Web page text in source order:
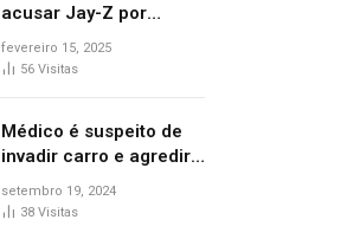
acusar Jay-Z por
estupro, diz revista
fevereiro 15, 2025
56 Visitas
Médico é suspeito de
invadir carro e agredir
delegado aposentado
durante confusão no
setembro 19, 2024
38 Visitas